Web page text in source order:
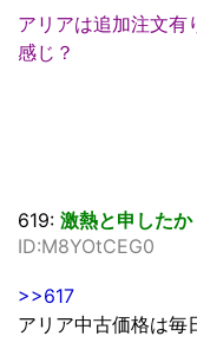
アリアは追加注文有
感じ？
619: 激熱と申したか
ID:M8YOtCEG0
>>617
アリア中古価格は毎